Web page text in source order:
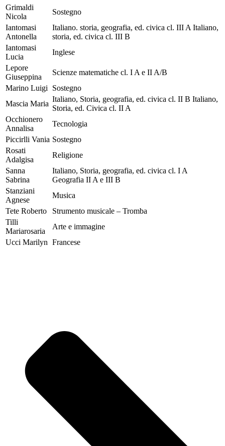
Grimaldi
Nicola
Sostegno
Iantomasi
Antonella
Italiano. storia, geografia, ed. civica cl. III A Italiano,
storia, ed. civica cl. III B
Iantomasi
Lucia
Inglese
Lepore
Giuseppina
Scienze matematiche cl. I A e II A/B
Marino Luigi
Sostegno
Mascia Maria
Italiano, Storia, geografia, ed. civica cl. II B Italiano,
Storia, ed. Civica cl. II A
Occhionero
Annalisa
Tecnologia
Piccirlli Vania Sostegno
Rosati
Adalgisa
Religione
Sanna
Sabrina
Italiano, Storia, geografia, ed. civica cl. I A
Geografia II A e III B
Stanziani
Agnese
Musica
Tete Roberto
Strumento musicale – Tromba
Tilli
Mariarosaria
Arte e immagine
Ucci Marilyn Francese